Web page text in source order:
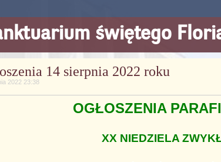
świętego
14 sierpnia 2022 roku
2022 23:38
OGŁOSZENIA
XX NIEDZIELA